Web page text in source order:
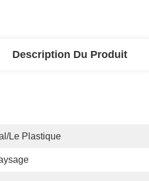
Description Du Produit
le Plastique